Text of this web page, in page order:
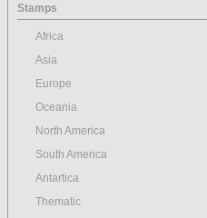
Stamps
Africa
Asia
Europe
Oceania
North America
South America
Antartica
Thematic